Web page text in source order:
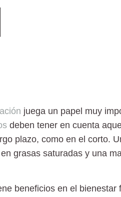
juega un papel muy
deben tener en cuenta
plazo, como en el corto.
grasas saturadas y una
beneficios en el